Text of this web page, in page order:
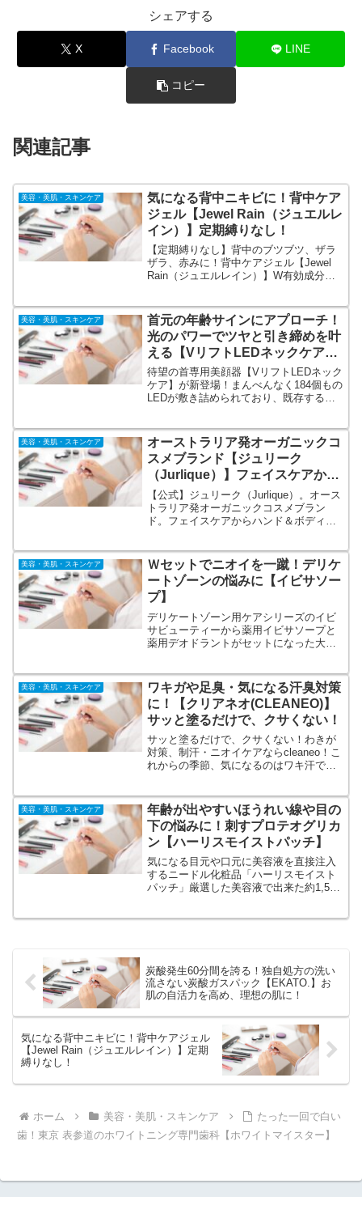
シェアする
X Facebook LINE
コピー
関連記事
美容・美肌・スキンケア
気になる背中ニキビに！背中ケア
ジェル【Jewel Rain（ジュエルレ
イン）】定期縛りなし！
【定期縛りなし】背中のブツブツ、ザラ
ザラ、赤みに！背中ケアジェル【Jewel
Rain（ジュエルレイン）】W有効成分と
敏感肌の方にも安心してお使いいただけ
る「60日間返金保証」もご用意しており
ます。
美容・美肌・スキンケア
首元の年齢サインにアプローチ！
光のパワーでツヤと引き締めを叶
える【VリフトLEDネックケア】
首専用美顔器で首集中ケア。
待望の首専用美顔器【VリフトLEDネック
ケア】が新登場！まんべんなく184個もの
LEDが敷き詰められており、既存する
より広がり、首周辺を広範囲にケアしま
す。
美容・美肌・スキンケア
オーストラリア発オーガニックコ
スメブランド【ジュリーク
（Jurlique）】フェイスケアから
ハンド＆ボディケアまで。
【公式】ジュリーク（Jurlique）。オース
トラリア発オーガニックコスメブラン
ド。フェイスケアからハンド＆ボディケ
をすこやかに整え、内側から輝くような
美しさへと導きます。
美容・美肌・スキンケア
Ｗセットでニオイを一蹴！デリケ
ートゾーンの悩みに【イビサソー
プ】
デリケートゾーン用ケアシリーズのイビ
サビューティーから薬用イビサソープと
薬用デオドラントがセットになった大変
聞いて、それを商品づくりに活かしてお
ります。商品ありきではなく、悩みあり
きで生まれた商品です。
美容・美肌・スキンケア
ワキガや足臭・気になる汗臭対策
に！【クリアネオ(CLEANEO)】
サッと塗るだけで、クサくない！
サッと塗るだけで、クサくない！わきが
対策、制汗・ニオイケアならcleaneo！こ
れからの季節、気になるのはワキ汗で臭
（足のニオイなど）、制汗、40代以上の
汗臭対策に！
美容・美肌・スキンケア
年齢が出やすいほうれい線や目の
下の悩みに！刺すプロテオグリカ
ン【ハーリスモイストパッチ】
気になる目元や口元に美容液を直接注入
するニードル化粧品「ハーリスモイスト
パッチ」厳選した美容液で出来た約1,500
炭酸発生60分間を誇る！独自処方の洗い
流さない炭酸ガスパック【EKATO.】お
肌の自活力を高め、理想の肌に！
気になる背中ニキビに！背中ケアジェル
【Jewel Rain（ジュエルレイン）】定期
縛りなし！
ホーム 美容・美肌・スキンケア
たった一回で白い
歯！東京 表参道のホワイトニング専門歯科【ホワイトマイスター】